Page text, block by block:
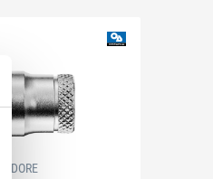
GEDORE